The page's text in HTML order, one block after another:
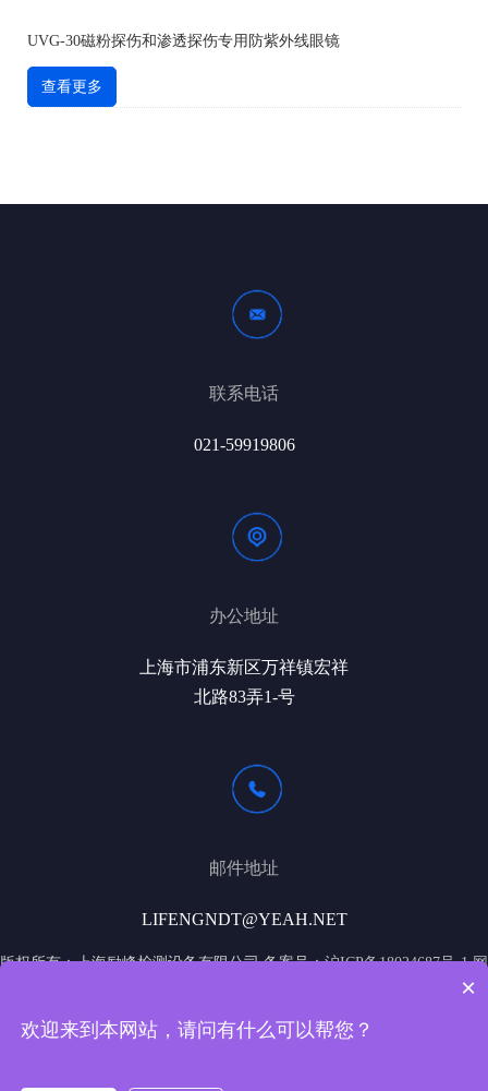
UVG-30磁粉探伤和渗透探伤专用防紫外线眼镜
查看更多
联系电话
021-59919806
办公地址
上海市浦东新区万祥镇宏祥
北路83弄1-号
邮件地址
LIFENGNDT@YEAH.NET
版权所有：上海励峰检测设备有限公司 备案号：沪ICP备18024687号-1 网
×
欢迎来到本网站，请问有什么可以帮您？